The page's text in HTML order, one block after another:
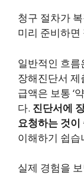
청구 절차가
미리 준비하면
일반적인 흐
장해진단서
급액은 보통 ‘
다. 진단서에
요청하는 것
이해하기 쉽습
실제 경험을